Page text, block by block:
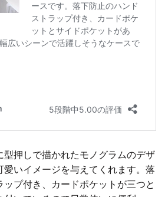
型押しで描かれたモノグラムのデザ
愛いイメージを与えてくれます。落
プ付き、カードポケットが三つと